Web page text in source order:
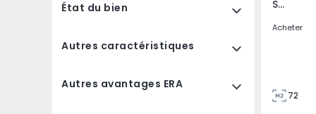
État du bien
Autres caractéristiques
Autres avantages ERA
São Tomé do Castelo e Justes, Vila Real
Acheter
72